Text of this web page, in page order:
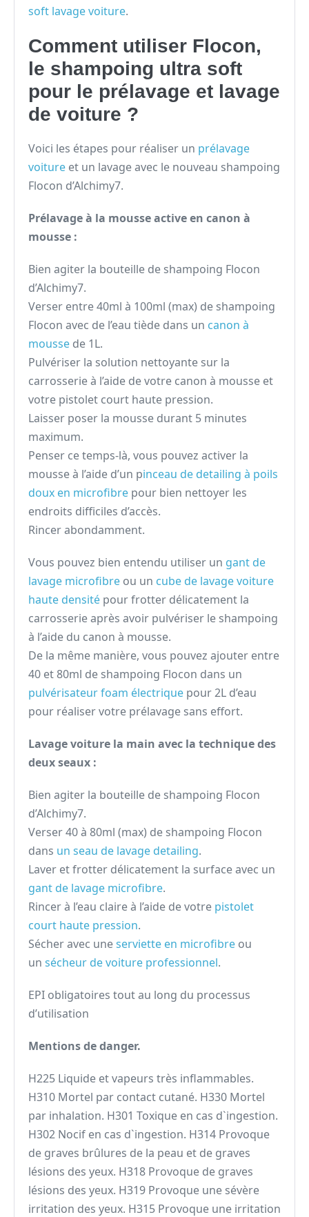
soft lavage voiture.
Comment utiliser Flocon,
le shampoing ultra soft
pour le prélavage et lavage
de voiture ?
Voici les étapes pour réaliser un prélavage
voiture et un lavage avec le nouveau shampoing
Flocon d’Alchimy7.
Prélavage à la mousse active en canon à
mousse :
Bien agiter la bouteille de shampoing Flocon
d’Alchimy7.
Verser entre 40ml à 100ml (max) de shampoing
Flocon avec de l’eau tiède dans un canon à
mousse de 1L.
Pulvériser la solution nettoyante sur la
carrosserie à l’aide de votre canon à mousse et
votre pistolet court haute pression.
Laisser poser la mousse durant 5 minutes
maximum.
Penser ce temps-là, vous pouvez activer la
mousse à l’aide d’un pinceau de detailing à poils
doux en microfibre pour bien nettoyer les
endroits difficiles d’accès.
Rincer abondamment.
Vous pouvez bien entendu utiliser un gant de
lavage microfibre ou un cube de lavage voiture
haute densité pour frotter délicatement la
carrosserie après avoir pulvériser le shampoing
à l’aide du canon à mousse.
De la même manière, vous pouvez ajouter entre
40 et 80ml de shampoing Flocon dans un
pulvérisateur foam électrique pour 2L d’eau
pour réaliser votre prélavage sans effort.
Lavage voiture la main avec la technique des
deux seaux :
Bien agiter la bouteille de shampoing Flocon
d’Alchimy7.
Verser 40 à 80ml (max) de shampoing Flocon
dans un seau de lavage detailing.
Laver et frotter délicatement la surface avec un
gant de lavage microfibre.
Rincer à l’eau claire à l’aide de votre pistolet
court haute pression.
Sécher avec uneserviette en microfibre ou
un sécheur de voiture professionnel.
EPI obligatoires tout au long du processus
d’utilisation
Mentions de danger.
H225 Liquide et vapeurs très inflammables.
H310 Mortel par contact cutané. H330 Mortel
par inhalation. H301 Toxique en cas d`ingestion.
H302 Nocif en cas d`ingestion. H314 Provoque
de graves brûlures de la peau et de graves
lésions des yeux. H318 Provoque de graves
lésions des yeux. H319 Provoque une sévère
irritation des yeux. H315 Provoque une irritation